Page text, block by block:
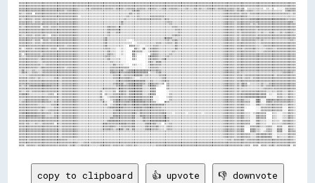
▓▓▓▓▓▓▓▓▓▓▓▓▓▓▓▓▓▓▓▓▓▓▓▓▓▓▓▓▓▓▓▓▓▓▓▓▓▓▓▓▓▓▓▓▓▓▓▓▓▓▓▓▓▓▓▓▓▓▓▓▓▓▓▓▓▓▓▓▓▓▓▓▓▓▓▓▓▓▓▓▓▓▓▓▓▓▓▓▓▓▓▓▓▓▓▓▓▓▓▓▓▓▓▓▓▓▓▓▓▓▓▓▓▓▓▓▓▓▓▓▓▓▓▓▓▓▓▓▓▓▓▓▓▓▓▓▓▓▓▓▓▓▓▓▓▓▓▓▓▓▓▓▓▓▓▓▓▓▓▓▓▓▓▓▓▓▓▓▓▓▓▓▓▓▓▓▓▓▓▓▓▓▓▓▓▓▓▓▓▓▓▓▓▓▓▓▓▓▓▓▓▓▓▓▓▓
▓▓▓▓▓▓▓▓▓▓▓▓▓▓▓▓▓▓▓▓▓▓▓▓▓▓▓▓▓▓▓▓▓▓▓▓▓▓▓▓▓▓▓▓▓▓▓▓▓▓▓▓▓▓▓▓▓▓▓▓▓▓▓▓▓▓▓▓▓▓▓▓▓▓▓▓▓▓▓▓▓▓▓▓▓▓▓▓▓▓▓▓▓▓▓▓▓▓▓▓▓▓▓▓▓▓▓▓▓▓▓▓▓▓▓▓▓▓▓▓▓▓▓▓▓▓▓▓▓▓▓▓▓▓▓▓▓▓▓▓▓▓▓▓▓▓▓▓▓▓▓▓▓▓▓▓▓▓▓▓▓▓▓▓▓▓▓▓▓▓▓▓▓▓▓▓▓▓▓▓▓▓▓▓▓▓▓▓▓▓▓▓▓▓▓▓▓▓▓▓▓▓▓▓▓▓
▓▓▓▓▓▓▓▓▓▓▓▓▓▓▓▓▓▓▓▓▓▓▓▓▓▓▓▓▓▓▓▓▓▓▓▓▓▓▓▓▓▓▓▓▒▒▒▒▒▒▓▓▒▒▓▓▓▓▓▓▓▓▒▒▓▓▓▓▓▓▒▒▓▓▓▓▓▓▒▒▓▓▓▓▓▓▒▒▓▓▓▓▓▓▒▒▓▓▓▓▓▓▒▒▒▒▓▓▓▓▒▒▓▓▓▓▓▓▒▒▒▒▒▒▓▓▒▒▒▒▓▓▒▒▓▓▒▒▒▒▓▓▓▓▓▓▒▒▓▓▓▓▓▓▒▒▓▓▓▓▒▒▓▓▒▒▓▓  ▒▒▒▒▒▒▒▒▒▒▒▒  ▒▒░░▒▒  ░░░░░░▓▓▒▒▓▓▓▓
▓▓▓▓▓▓▓▓▓▓▓▓▓▓▓▓▓▓▓▓▓▓▓▓▓▓▓▓▓▓▓▓▓▓▒▒▓▓▓▓▓▓▓▓▒▒▒▒▒▒▒▒▒▒▒▒▒▒▒▒▒▒▒▒▒▒▒▒▒▒▒▒▒▒▒▒▒▒▒▒▒▒▒▒▓▓▓▓██▒▒▒▒▒▒▒▒▒▒▒▒▒▒▒▒▒▒▒▒▒▒▒▒▒▒▒▒▒▒▒▒▒▒▒▒▒▒▒▒▒▒▒▒▒▒▒▒▒▒▒▒▒▒▒▒▒▒▒▒▒▒▓▓▓▓▓▓▓▓▒▒▓▓▓▓▓▓▒▒▓▓▓▓▒▒▒▒▒▒▒▒▒▒▒▒▒▒▒▒▒▒▒▒▒▒░░▓▓▓▓▓▓▓▓
▓▓▒▒▒▒▓▓▓▓  ▓▓▓▓▓▓▓▓▓▓▓▓▓▓▓▓▒▒▓▓▓▓▓▓▓▓▓▓▓▓▓▓▒▒▒▒▒▒▒▒▒▒▒▒▒▒▒▒▒▒▒▒▒▒▒▒▒▒▒▒▒▒▒▒▒▒▒▒▒▒██▒▒▒▒▓▓▒▒▒▒▒▒▒▒▒▒▒▒▒▒▒▒▒▒▒▒▒▒▒▒▒▒▒▒▒▒▒▒▒▒▒▒▒▒▒▒▒▒▒▒▒▒▒▒▒▒▒▒▒▒▒▒▒▒▒▒▒▒▓▓▓▓▓▓▓▓▓▓▓▓▒▒▓▓▓▓▒▒▓▓▓▓▓▓▓▓▓▓▓▓▓▓▓▓▓▓▓▓▓▓▓▓▓▓▓▓▒▒▒▒▓▓
▓▓▓▓▓▓▓▓▓▓▓▓▓▓▓▓▓▓▓▓▓▓▓▓▓▓▓▓▓▓▓▓▓▓▓▓▓▓▓▓▓▓▓▓░░▒▒▒▒▒▒▒▒▒▒▒▒▒▒▒▒▒▒▒▒▒▒▒▒▒▒▒▒▒▒▒▒▒▒▓▓▒▒▒▒▒▒▓▓▒▒▒▒▒▒▒▒▓▓▓▓▓▓▓▓▓▓▒▒▒▒▒▒▒▒▒▒▒▒▒▒▒▒▒▒▒▒▒▒▒▒▒▒▒▒▒▒▒▒▒▒▒▒▒▒▒▒▒▒▒▒▓▓▓▓▓▓▓▓▓▓▓▓▓▓▓▓▓▓▒▒▒▒▒▒▒▒▒▒▒▒▒▒▒▒▒▒▒▒▒▒▒▒▒▒▒▒▒▒▒▒▒▒▒▒
▓▓▒▒▓▓▓▓▓▓▒▒▓▓▓▓▒▒▓▓▓▓▓▓▓▓▓▓▒▒▓▓▓▓▓▓▓▓▓▓▓▓▓▓▒▒▒▒▒▒▒▒▒▒▒▒▒▒▒▒▒▒▒▒▒▒▒▒▒▒▒▒▒▒▒▒▒▒▓▓▒▒▒▒▒▒▒▒▓▓▓▓▓▓▓▓▓▓▓▓▓▓▓▓▓▓▒▒▓▓▓▓▒▒▒▒▒▒▒▒▒▒▒▒▒▒▒▒▒▒▒▒▒▒▒▒▒▒▒▒▒▒▒▒▒▒▒▒▒▒▒▒▓▓▓▓▓▓▓▓▓▓▓▓▓▓▓▓▓▓▓▓██████████████████████████▓▓▒▒▓▓▓▓
▓▓▓▓▓▓▓▓▓▓▒▒▓▓▓▓▒▒▓▓▓▓▓▓▓▓▓▓▒▒▓▓▓▓▓▓▓▓▓▓▓▓▓▓▒▒▒▒▒▒▒▒▒▒▒▒▒▒▒▒▒▒▒▒▒▒▒▒▒▒▒▒▒▒▒▒██▒▒▒▒▒▒▒▒▒▒▒▒▒▒▒▒▒▒▒▒▒▒▒▒▒▒▒▒▒▒▒▒▓▓▓▓▒▒▒▒▒▒▒▒▒▒▒▒▒▒▒▒▒▒▒▒▒▒▒▒▒▒▒▒▒▒▒▒▒▒▒▒▒▒▓▓▓▓▓▓▓▓▒▒▓▓▓▓▓▓▓▓▓▓▓▓▓▓▓▓▓▓▓▓▓▓▓▓▓▓▓▓▓▓▓▓▓▓▓▓▓▓▓▓██▒▒
▓▓▓▓▓▓▓▓▓▓▓▓▓▓▓▓▓▓▓▓▓▓▓▓▓▓▓▓▓▓▓▓▓▓▓▓▓▓▓▓▓▓▓▓▒▒▒▒▒▒▒▒▒▒▒▒▒▒▒▒▒▒▒▒▒▒▒▒▒▒▒▒▒▒▒▒▓▓▒▒▒▒▒▒▒▒▒▒▒▒▒▒▒▒▒▒▒▒▒▒▒▒▒▒▒▒▒▒▒▒▒▒▓▓▒▒▒▒▒▒▒▒▒▒▒▒▒▒▒▒▒▒▒▒▒▒▒▒▒▒▒▒▒▒▒▒▒▒▒▒▒▒▓▓▓▓▓▓▓▓▒▒▓▓▓▓▓▓▓▓▓▓▒▒▓▓▒▒▓▓▓▓▓▓▓▓▓▓▓▓▓▓▓▓▓▓▓▓▓▓▓▓▓▓▓▓
▓▓▒▒▓▓▓▓▓▓▓▓▓▓▓▓░░▓▓▓▓▒▒▓▓▓▓▒▒▓▓▓▓▓▓▓▓▓▓▓▓▓▓▒▒▒▒▒▒▒▒▒▒▒▒▒▒▒▒▒▒▒▒▒▒██▓▓▓▓▒▒██▒▒▒▒▒▒▒▒▒▒▒▒▒▒▒▒▒▒▒▒▒▒▒▒▒▒▒▒▒▒▒▒▒▒▒▒▒▒▓▓▓▓▒▒▒▒▒▒▒▒▒▒▒▒▒▒▒▒▒▒▒▒▒▒▒▒▒▒▒▒▒▒▒▒▒▒▓▓▓▓▓▓▓▓▒▒▓▓▓▓▓▓▓▓▓▓▓▓▓▓▓▓▓▓▓▓▓▓▓▓▓▓▓▓▓▓▓▓▓▓▓▓▓▓▓▓▓▓▓▓
▓▓▓▓▓▓▓▓▓▓▓▓▓▓▓▓▓▓▓▓▓▓▓▓▓▓▓▓▓▓▓▓▓▓▓▓▓▓▓▓▓▓▓▓▒▒▒▒▒▒▒▒▒▒▒▒▒▒▒▒▒▒▒▒▒▒██▓▓▓▓▓▓██▒▒▒▒▒▒▒▒▒▒▒▒▒▒▒▒▒▒▒▒▒▒▒▒▒▒▒▒▒▒▒▒▒▒▒▒▒▒▒▒▓▓▓▓▒▒▒▒▒▒▒▒▒▒▒▒▒▒▒▒▒▒▒▒▒▒▒▒▒▒▒▒▒▒▒▒▓▓▓▓▓▓▓▓▒▒▓▓▓▓▓▓▓▓▓▓▓▓▓▓▒▒▓▓▓▓▓▓▓▓▓▓▓▓▓▓▓▓▓▓▓▓▓▓▓▓▓▓▓▓
▓▓▓▓▓▓▓▓▓▓▓▓▓▓▓▓▓▓▓▓▓▓▓▓▓▓▓▓▓▓▓▓▓▓▓▓▓▓▓▓▓▓▓▓▒▒▒▒▒▒▒▒▒▒▒▒▒▒▒▒▒▒▒▒▒▒██▒▒▒▒▓▓▓▓▒▒▒▒▒▒▒▒▒▒▒▒▒▒▒▒▒▒▒▒▒▒▒▒▒▒▒▒▒▒▒▒▒▒▒▒▒▒▒▒▒▒▓▓▒▒▒▒▒▒▒▒▒▒▒▒▒▒▒▒▒▒▒▒▒▒▒▒▒▒▒▒▒▒▒▒▓▓▓▓▓▓▓▓▒▒▓▓▒▒▓▓▓▓▓▓▓▓▓▓▒▒▒▒▓▓▒▒▒▒▓▓▓▓▒▒▒▒▓▓▒▒▓▓▓▓▓▓▒▒
▓▓▒▒▒▒▓▓▓▓▒▒▓▓▓▓▒▒▓▓▒▒░░▓▓▓▓▒▒▓▓▓▓▓▓▓▓▓▓▓▓▓▓▒▒▒▒▒▒▒▒▒▒▒▒▒▒▒▒▒▒▒▒▒▒▓▓▒▒▒▒▒▒▒▒▒▒▒▒▒▒▒▒▒▒▒▒▒▒▒▒▒▒▒▒▒▒▒▒▒▒▒▒▒▒▒▒▒▒▒▒▒▒▓▓██▓▓▒▒▒▒▒▒▒▒▒▒▒▒▒▒▒▒▒▒▒▒▒▒▒▒▒▒▒▒▒▒▒▒▓▓▓▓▓▓▓▓▒▒▓▓▒▒▓▓▓▓▓▓▓▓▓▓▒▒▓▓▓▓▓▓▓▓▓▓▓▓▓▓▓▓▓▓▓▓▓▓▓▓▓▓▓▓
▓▓▓▓▓▓▓▓▓▓▓▓▓▓▓▓▓▓▓▓▓▓▓▓▓▓▓▓▓▓▓▓▓▓▓▓▓▓▓▓▓▓▓▓▒▒▒▒▒▒▒▒▒▒▒▒▒▒▒▒▒▒▒▒██▒▒▒▒▒▒▒▒▒▒▒▒▒▒▒▒▒▒▒▒▒▒▒▒▒▒▒▒▒▒▒▒▒▒▒▒▒▒▒▒▒▒██████▒▒▒▒▒▒▒▒▒▒▒▒▒▒▒▒▒▒▒▒▒▒▒▒▒▒▒▒▒▒▒▒▒▒▒▒▒▒▓▓▓▓▓▓▓▓▒▒▓▓▒▒▓▓▓▓▓▓▓▓▓▓▓▓▓▓▓▓▓▓▓▓▓▓▓▓▓▓▓▓▓▓▓▓▓▓▓▓▓▓▓▓
▓▓▓▓▓▓▓▓▓▓▒▒▓▓▓▓░░▓▓▓▓▒▒▓▓▓▓▓▓▓▓▓▓▓▓▓▓▓▓▓▓▓▓▒▒▒▒▒▒▒▒▒▒▒▒▒▒▒▒▒▒▒▒██▒▒▒▒▒▒▒▒▒▒▒▒▒▒░░  ░░▒▒▒▒▒▒▒▒▒▒▒▒▒▒▒▒▒▒▒▒▒▒▒▒▓▓▒▒▓▓██▒▒▒▒▒▒▒▒▒▒▒▒▒▒▒▒▒▒▒▒▒▒▒▒▒▒▒▒▒▒▒▒▒▒▓▓▓▓▓▓▓▓▒▒▓▓▒▒▓▓▓▓▓▓▓▓▓▓▒▒▒▒▓▓▒▒▒▒▒▒▒▒▒▒▒▒▒▒▒▒▒▒▒▒▓▓▒▒
▓▓▓▓▓▓▓▓▓▓▒▒▓▓▓▓▒▒▓▓▓▓▓▓▓▓▓▓▓▓▓▓▓▓▓▓▓▓▓▓▓▓▓▓▒▒▒▒▒▒▒▒▒▒▒▒▒▒▒▒▒▒▒▒██▒▒▒▒▒▒▒▒▒▒▒▒▒▒▒▒▒▒  ░░▒▒▒▒▒▒▒▒▒▒▒▒▒▒▓▓▓▓▒▒▒▒▓▓▓▓▒▒██▒▒▒▒▒▒▒▒▒▒▒▒▒▒▒▒▒▒▒▒▒▒▒▒▒▒▒▒▒▒▒▒▒▒▓▓▓▓▓▓▓▓▒▒▓▓▓▓▓▓▓▓▓▓▓▓▓▓▒▒▒▒▓▓▓▓▓▓▓▓▓▓▓▓▓▓▓▓▓▓▓▓▓▓▓▓▓▓
▓▓▓▓▓▓▓▓▓▓▓▓▓▓▓▓▓▓▓▓▓▓▓▓▓▓▓▓▓▓▓▓▓▓▒▒▓▓▓▓▓▓▓▓▒▒▒▒▒▒▒▒▒▒▒▒▒▒▒▒▒▒▒▒██▒▒▒▒▒▒▒▒▒▒▒▒░░  ██▓▓▒▒▒▒░░░░▒▒▒▒▒▒▓▓▓▓▒▒▒▒▒▒▒▒▒▒▒▒██▒▒▒▒▒▒▒▒▒▒▒▒▒▒▒▒▒▒▒▒▒▒▒▒▒▒▒▒▒▒▒▒▒▒▓▓▓▓▓▓▓▓▒▒▓▓▓▓▓▓▓▓▓▓▓▓▓▓▒▒▒▒▒▒▓▓▓▓▓▓▓▓▓▓▓▓▓▓▓▓▓▓▓▓▓▓▓▓
▓▓░░▒▒▓▓▓▓▒▒▓▓▓▓▓▓▓▓▓▓▒▒▓▓▓▓░░▓▓▓▓▓▓▓▓▓▓▓▓▓▓▒▒▒▒▒▒▒▒▒▒▒▒▒▒▒▒▒▒▒▒▓▓▓▓▒▒▒▒░░░░▒▒░░      ██▒▒░░██░░▒▒▓▓██▓▓▒▒▒▒▒▒▒▒▒▒▒▒██▒▒▒▒▒▒▒▒▒▒▒▒▒▒▒▒▒▒▒▒▒▒▒▒▒▒▒▒▒▒▒▒▒▒▓▓▓▓▓▓▓▓▒▒▓▓▓▓▒▒▓▓▓▓▓▓██▒▒▒▒▒▒▒▒▓▓▓▓▒▒▒▒▓▓▓▓▓▓▓▓▓▓▓▓▓▓
▓▓▓▓▓▓▓▓▓▓▓▓▓▓▓▓▓▓▓▓▓▓▓▓▓▓▓▓▓▓▓▓▓▓▓▓▓▓▓▓▓▓▓▓▒▒▒▒▒▒▒▒▒▒▒▒▒▒▒▒▒▒▒▒▒▒██▒▒▒▒░░░░▒▒░░    ██▓▓▓▓▓▓░░░░▒▒▓▓██▓▓▒▒▒▒▒▒▒▒▒▒▓▓▒▒▒▒▒▒▒▒▒▒▒▒▒▒▒▒▒▒▒▒▒▒▒▒▒▒▒▒▒▒▒▒▒▒▒▒▓▓▓▓▓▓▓▓▒▒▓▓▓▓▓▓▓▓▓▓▓▓▓▓▒▒▒▒▒▒▓▓▓▓▓▓▓▓▓▓▓▓▓▓▓▓▓▓▓▓▓▓▓▓
▓▓░░▓▓▓▓▓▓▓▓▓▓▓▓▒▒▓▓▓▓▓▓▓▓▓▓▓▓▓▓▓▓▓▓▓▓▓▓▓▓▓▓▒▒▒▒▒▒▒▒▒▒▒▒▒▒▒▒▒▒▒▒▒▒██▓▓▒▒░░░░▒▒░░    ██▒▒░░░░  ░░  ▓▓██▓▓▒▒▒▒▒▒▒▒▓▓▒▒▒▒▒▒▒▒▒▒▒▒▒▒▒▒▒▒▒▒▒▒▒▒▒▒▒▒▒▒▒▒▒▒▒▒▒▒▓▓▓▓▓▓▓▓▒▒▓▓▓▓▓▓▓▓▓▓▓▓▓▓▓▓▓▓▓▓▓▓▓▓▓▓▓▓▓▓▓▓▓▓▓▓▓▓▓▓▓▓▓▓
▓▓▒▒▒▒▓▓▓▓▓▓▓▓▓▓▓▓▓▓▓▓▓▓▓▓▓▓▓▓▓▓▓▓▓▓▓▓▓▓▓▓▓▓▒▒▒▒▒▒▒▒▒▒▒▒▒▒▒▒▒▒▒▒▓▓▓▓▒▒▒▒░░░░░░░░    ▓▓▒▒      ░░▓▓████▓▓▒▒▒▒▒▒▓▓▒▒▒▒▒▒▒▒▒▒▒▒▒▒▒▒▒▒▒▒▒▒▒▒▒▒▒▒▒▒▒▒▒▒▒▒▒▒▒▒▓▓▓▓▓▓▓▓▒▒▓▓▓▓▓▓▓▓▓▓▓▓▓▓▓▓▓▓▓▓▓▓▓▓▓▓▓▓▓▓▓▓▓▓▓▓▓▓▓▓▓▓▓▓
▓▓▓▓▓▓▓▓▓▓▓▓▓▓▒▒▓▓▓▓▓▓▓▓▓▓▓▓▓▓▓▓▓▓▓▓▓▓▓▓▓▓▓▓▒▒▒▒▒▒▒▒▒▒▒▒▒▒▒▒▒▒▒▒▒▒██▒▒▒▒▒▒▒▒░░░░    ▓▓▒▒      ░░▓▓▓▓██▓▓▒▒▓▓██▒▒▒▒▒▒▒▒▒▒▒▒▒▒▒▒▒▒▒▒▒▒▒▒▒▒▒▒▒▒▒▒▒▒▒▒▒▒▒▒▒▒▓▓▓▓▓▓▓▓▒▒▓▓▓▓▓▓▓▓▓▓▓▓▓▓▓▓▓▓▓▓▓▓▓▓▓▓▓▓▓▓▓▓▓▓▓▓▓▓▓▓▓▓▓▓
▓▓▓▓▓▓▓▓▓▓▓▓▓▓▒▒▒▒▓▓▓▓▓▓▓▓▓▓▓▓▓▓▓▓▓▓▓▓▓▓▓▓▓▓▒▒▒▒▒▒▒▒▒▒▒▒▒▒▒▒▒▒▒▒▒▒▒▒▓▓▒▒▒▒▒▒░░░░              ░░▓▓▓▓▒▒████▒▒▒▒▒▒▒▒▒▒▒▒▒▒▒▒▒▒▒▒▒▒▒▒▒▒▒▒▒▒▒▒▒▒▒▒▒▒▒▒▒▒▒▒▒▒▓▓▓▓▓▓▓▓▒▒▓▓▓▓▓▓▓▓▓▓▓▓▓▓▓▓▓▓▓▓▓▓▓▓▓▓▓▓▓▓▓▓▓▓▓▓▓▓▓▓▓▓▓▓
▓▓▓▓▓▓▓▓▓▓▓▓▓▓▓▓▒▒▒▒▓▓▓▓▓▓▓▓▓▓▓▓▓▓▓▓▓▓▓▓▓▓▓▓▒▒▒▒▒▒▒▒▒▒▒▒▒▒▒▒▒▒▒▒▒▒▒▒▒▒██▒▒▒▒▒▒░░░░  ▒▒▒▒░░░░  ░░▒▒██▓▓▓▓▓▓▒▒▒▒▒▒▒▒▒▒▒▒▒▒▒▒▒▒▒▒▒▒▒▒▒▒▒▒▒▒▒▒▒▒▒▒▒▒▒▒▒▒▒▒▒▒▓▓▓▓▓▓▓▓▒▒▓▓▓▓▓▓▓▓▓▓▓▓▓▓▓▓▓▓▓▓▓▓▓▓▓▓▓▓▓▓▓▓▓▓▓▓▓▓▓▓▓▓▓▓
▓▓▓▓▓▓▓▓▓▓▓▓▓▓▒▒▓▓▓▓▓▓▓▓▓▓▓▓▓▓▓▓▓▓▒▒▓▓▓▓▓▓▓▓▒▒▒▒▒▒▒▒▒▒▒▒▒▒▒▒▒▒▒▒▒▒▒▒▓▓▓▓▓▓▓▓▓▓▓▓▓▓░░░░░░░░░░  ░░▒▒▓▓▓▓▓▓▒▒▒▒▒▒▒▒▒▒▒▒▒▒▒▒▒▒▒▒▒▒▒▒▒▒▒▒▒▒▒▒▒▒▒▒▒▒▒▒▒▒▒▒▒▒▒▒▓▓▓▓▓▓▓▓▒▒▓▓▓▓▓▓▓▓▓▓▓▓▓▓▓▓▓▓▓▓▓▓▓▓▓▓▓▓▓▓▓▓▓▓▓▓▓▓▓▓▓▓▓▓
▒▒██▒▒▒▒▒▒▓▓▒▒▒▒▒▒▓▓▓▓▓▓▓▓▓▓▓▓▓▓▓▓▓▓▓▓▓▓▓▓▓▓▒▒▒▒▒▒▒▒▒▒▒▒▒▒▒▒▒▒▒▒▒▒▒▒██▓▓▓▓▓▓██▒▒▓▓██████████████▓▓▓▓▓▓██▓▓▒▒▒▒▒▒▒▒▒▒▒▒▒▒▒▒▒▒▒▒▒▒▒▒▒▒▒▒▒▒▒▒▒▒▒▒▒▒▒▒▒▒▒▒▒▒▓▓▓▓▓▓▓▓▒▒▓▓▓▓▓▓▓▓▓▓▓▓▓▓▓▓▓▓▓▓▓▓▓▓▓▓▓▓▓▓▓▓▓▓▓▓▓▓▓▓▓▓▓▓
▒▒██▓▓▒▒▒▒▓▓▓▓▒▒▒▒▓▓▓▓▓▓▓▓▓▓▓▓▓▓▓▓▓▓▓▓▓▓▓▓▓▓▒▒▒▒▒▒▒▒▒▒▒▒▒▒▒▒▒▒▒▒▒▒▒▒████▓▓██▓▓▓▓████████████████░░▒▒▒▒▓▓██▒▒▒▒▒▒▒▒▒▒▒▒▒▒▒▒▒▒▒▒▒▒▒▒▒▒▒▒▒▒▒▒▒▒▒▒▒▒▒▒▒▒▒▒▒▒▓▓▓▓▓▓▓▓▒▒▓▓▒▒▒▒▒▒▒▒▒▒▒▒▒▒▒▒▒▒▒▒▒▒▒▒▒▒▒▒▒▒▒▒▓▓▓▓▓▓▓▓▒▒
▒▒▒▒▒▒▒▒▓▓▓▓▓▓▓▓▓▓▓▓▓▓▓▓▓▓▓▓▓▓▓▓▓▓▓▓▓▓▓▓▓▓▓▓▒▒▒▒▒▒▒▒▒▒▒▒▒▒▒▒▒▒▒▒▒▒▒▒▒▒▓▓▓▓██▒▒▓▓▓▓▓▓▓▓██████▒▒▓▓▒▒▒▒▒▒▒▒▓▓▓▓▓▓▒▒▒▒▒▒▒▒▒▒▒▒▒▒▒▒▒▒▒▒▒▒▒▒▒▒▒▒▒▒▒▒▒▒▒▒▒▒▒▒▒▒▓▓▓▓▓▓▓▓▒▒▓▓▓▓▒▒▓▓▓▓▓▓▓▓▓▓▓▓▓▓▓▓▓▓▓▓▓▓▒▒▓▓▓▓▓▓▓▓▓▓▓▓▓▓
▓▓▓▓▓▓▒▒▓▓▓▓▒▒▓▓▒▒▒▒▒▒▒▒▒▒▓▓▓▓▒▒▓▓▓▓▓▓▓▓▓▓▓▓▒▒▒▒▒▒▒▒▒▒▒▒▒▒▒▒▒▒▒▒▒▒▒▒▒▒▓▓▓▓██▓▓▓▓██▓▓▒▒░░░░▒▒▒▒▒▒▒▒▒▒▒▒▒▒▒▒▓▓▓▓▒▒▒▒▒▒▒▒▒▒▒▒▒▒▒▒▒▒▒▒▒▒▒▒▒▒▒▒▒▒▒▒▒▒▒▒▒▒▒▒▒▒▓▓▓▓▓▓▓▓▒▒▓▓▓▓▒▒▓▓▓▓▒▒▓▓▓▓▓▓▓▓▓▓▓▓▓▓▓▓▓▓▓▓▓▓▓▓▓▓▓▓▓▓▓▓
▓▓▓▓▓▓▒▒▓▓▓▓▓▓▓▓▓▓▓▓▓▓▓▓▓▓▓▓▓▓▒▒▓▓▓▓▓▓▓▓▓▓▓▓▒▒▒▒▒▒▒▒▒▒▒▒▒▒▒▒▒▒▒▒▒▒▒▒▒▒▒▒▓▓██▓▓▓▓██████████████▒▒▒▒▓▓▒▒▒▒▒▒▓▓▓▓▓▓▒▒▒▒▒▒▒▒▒▒▒▒▒▒▒▒▒▒▒▒▒▒▒▒▒▒▒▒▒▒▒▒▒▒▒▒▒▒▒▒▓▓▓▓▓▓▓▓▒▒▓▓▓▓▓▓▓▓▓▓▓▓▓▓▓▓▓▓▓▓▓▓▓▓▓▓▓▓▓▓▓▓▓▓▓▓▓▓▓▓▓▓▓▓
▓▓▓▓▓▓▓▓▓▓▓▓▓▓▓▓▓▓▓▓▓▓▓▓▓▓▓▓▓▓▒▒▓▓▓▓▓▓▓▓▓▓▓▓▒▒▒▒▒▒▒▒▒▒▒▒▒▒▒▒▒▒▒▒▒▒▒▒▒▒▓▓██▓▓██▒▒▓▓██████████▓▓▒▒▓▓██▓▓▓▓▒▒▓▓  ▓▓▒▒▒▒▒▒▒▒▒▒▒▒▒▒▒▒▒▒▒▒▒▒▒▒▒▒▒▒▒▒▒▒▒▒▒▒▒▒▒▒▓▓▓▓▓▓▓▓▒▒▓▓▒▒██▓▓░░▒▒▒▒▒▒▒▒▓▓▒▒▒▒▓▓▓▓▓▓▓▓▓▓▓▓▓▓▓▓▓▓▓▓
▓▓▒▒▓▓▒▒████████████████▓▓▓▓▓▓▒▒▓▓▓▓▓▓▓▓▓▓▓▓▒▒▒▒▒▒▒▒▒▒▒▒▒▒▒▒▒▒▒▒▒▒▒▒▒▒▒▒▓▓▓▓██▓▓▓▓██████████▒▒▒▒▓▓████▒▒░░    ▓▓▒▒▒▒▒▒▒▒▒▒▒▒▒▒▒▒▒▒▒▒▒▒▒▒▒▒▒▒▒▒▒▒▒▒▒▒▒▒▒▒▓▓▓▓▓▓▓▓▒▒▓▓▒▒██▓▓▒▒▒▒▒▒▒▒▒▒▓▓▒▒▓▓▓▓▓▓▓▓▓▓▓▓▓▓▓▓▓▓▓▓▓▓
▓▓▓▓▓▓▓▓▓▓▓▓▓▓▓▓▓▓▓▓▓▓▓▓▓▓▓▓▓▓▒▒▓▓▓▓▓▓▓▓▓▓▓▓▒▒▒▒▒▒▒▒▒▒▒▒▒▒▒▒▒▒▓▓▓▓▓▓▓▓▓▓▒▒████▓▓▓▓██████████▒▒▒▒▒▒████        ▓▓▒▒▒▒▒▒▒▒▒▒▒▒▒▒▒▒▒▒▒▒▒▒▒▒▒▒▒▒▒▒▒▒▒▒▒▒▒▒▒▒▓▓▓▓▓▓▓▓▒▒▓▓▒▒▒▒▒▒▒▒▒▒▒▒▒▒▒▒▒▒▓▓▓▓▓▓▒▒▓▓▓▓▓▓▓▓▓▓▓▓▓▓▓▓
▓▓▒▒▒▒▓▓▒▒▓▓▓▓▓▓▓▓▓▓▓▓▓▓▓▓▓▓▓▓▒▒▓▓▓▓▓▓▓▓▓▓▓▓▒▒▒▒▒▒▒▒▒▒▒▒▒▒▒▒▓▓░░▒▒▒▒▒▒▓▓░░▓▓██▓▓▒▒██████████▒▒▒▒▒▒████        ░░▒▒▒▒▒▒▒▒▒▒▒▒▒▒▒▒▒▒▒▒▒▒▒▒▒▒▒▒▒▒▒▒▒▒▒▒▒▒▒▒▓▓▓▓▓▓▓▓▒▒▓▓▒▒▓▓▓▓▓▓▓▓▓▓▓▓▓▓▓▓▓▓▒▒▒▒▒▒▒▒▓▓▓▓▒▒▒▒▓▓▓▓▒▒
▓▓████▓▓▒▒▒▒▒▒▒▒▒▒▒▒▒▒▓▓▓▓░░▓▓▒▒▓▓▓▓▓▓▓▓▓▓▓▓▒▒▒▒▒▒▒▒▒▒▒▒▒▒▒▒▓▓  ▓▓▒▒▒▒▓▓▓▓▓▓██▓▓▒▒██████████▒▒▒▒▓▓████        ░░▓▓▒▒▒▒▒▒▒▒▒▒▒▒▒▒▒▒▒▒▒▒▒▒▒▒▒▒▒▒▒▒▒▒▒▒▒▒▒▒▓▓▓▓▓▓▓▓▒▒▓▓▓▓▓▓██████████▓▓████░░▒▒░░░░▓▓▓▓▒▒▒▒▓▓▓▓▒▒
▓▓▓▓▓▓▓▓▓▓▓▓▓▓▓▓▓▓▓▓▓▓▓▓▓▓▓▓▓▓▒▒▓▓▓▓▓▓▓▓▓▓▓▓▒▒▒▒▒▒▒▒▒▒▒▒▒▒▒▒██░░░░▒▒▓▓▓▓▓▓██▓▓▓▓▓▓██████████▓▓▓▓▓▓██░░░░      ▒▒▓▓▒▒▒▒▒▒▒▒▒▒▒▒▒▒▒▒▒▒▒▒▒▒▒▒▒▒▒▒▒▒▒▒▒▒▒▒▒▒▓▓▓▓▓▓▓▓▒▒▓▓▓▓▓▓████████████████░░░░░░░░▓▓▓▓▒▒▒▒▓▓▓▓▒▒
▒▒▒▒▓▓▓▓▓▓▓▓▓▓▓▓▓▓▓▓▓▓▒▒▒▒▒▒▓▓▒▒▓▓▓▓▓▓▓▓▓▓▓▓▒▒▒▒▒▒▒▒▒▒▒▒▒▒▒▒▓▓▒▒░░░░▒▒▓▓████▓▓▓▓▓▓██████████▓▓▓▓▓▓▓▓░░░░      ░░▓▓▒▒▒▒▒▒▒▒▒▒▒▒▒▒▒▒▒▒▒▒▒▒▒▒▒▒▒▒▒▒▒▒▒▒▒▒▒▒▓▓▓▓▓▓▓▓▒▒▓▓▓▓▓▓▒▒▒▒░░░░████░░░░████▓▓▓▓██▓▓▓▓▓▓▓▓▓▓▒▒
▒▒▓▓▓▓▓▓▓▓▓▓▓▓▓▓▓▓▓▓▓▓▓▓▒▒▓▓▓▓▒▒▓▓▓▓▓▓▓▓▓▓▓▓▒▒▒▒▒▒▒▒▒▒▒▒▒▒▒▒▒▒▓▓▒▒░░░░▓▓██▓▓▓▓▓▓██▓▓██████████▓▓▓▓▓▓▓▓░░    ▓▓▓▓▒▒▒▒▒▒▒▒▒▒▒▒▒▒▒▒▒▒▒▒▒▒▒▒▒▒▒▒▒▒▒▒▒▒▒▒▒▒▒▒▓▓▓▓▓▓▓▓▒▒▓▓▓▓▓▓▓▓▓▓░░░░████░░░░████▒▒▓▓▓▓▓▓▓▓▓▓▓▓▓▓▒▒
▓▓▓▓▓▓▓▓▓▓▓▓▓▓▒▒▒▒▒▒▒▒▒▒▓▓▓▓██▒▒▓▓▓▓▓▓▓▓▓▓▓▓▒▒▒▒▒▒▒▒▒▒▒▒▒▒▒▒▒▒▒▒▓▓░░▒▒▓▓████▓▓██▓▓▓▓██████▓▓████▓▓██████████▒▒▒▒▒▒▒▒▒▒▒▒▒▒▒▒▒▒▒▒▒▒▒▒▒▒▒▒▒▒▒▒▒▒▒▒▒▒▒▒▒▒▒▒▓▓▓▓▓▓▓▓▒▒▓▓▓▓▓▓▒▒▒▒░░░░▓▓▓▓▒▒▒▒▓▓▓▓▓▓▓▓▓▓▓▓▒▒▒▒▓▓▓▓▒▒
▓▓▓▓▓▓▓▓▓▓▓▓▓▓▓▓▓▓▓▓▒▒▒▒▒▒▓▓▓▓▒▒▓▓▓▓▓▓▓▓▓▓▓▓▒▒▒▒▒▒▒▒▒▒▒▒▒▒▒▒▒▒▒▒▒▒▓▓██████████▓▓▓▓▓▓▓▓██████▓▓██████▓▓▓▓▓▓▒▒▒▒▒▒▒▒▒▒▒▒▒▒▒▒▒▒▒▒▒▒▒▒▒▒▒▒▒▒▒▒▒▒▒▒▒▒▒▒▒▒▒▒▒▒▓▓▓▓▓▓▓▓▒▒▓▓▓▓▓▓░░      ░░░░▓▓▓▓▓▓▓▓▓▓▓▓▓▓▓▓░░░░▓▓▓▓▒▒
▓▓▓▓▓▓▓▓▓▓▓▓▓▓▒▒▓▓▒▒▒▒▓▓▓▓▓▓▓▓▒▒▓▓▓▓▓▓▓▓▓▓▓▓▒▒▒▒▒▒▒▒▒▒▒▒▒▒▒▒▒▒▒▒▒▒▒▒▒▒▓▓████▓▓▓▓▓▓▓▓▓▓▓▓▓▓██▓▓▓▓▓▓▓▓▓▓▓▓▓▓▓▓▒▒▒▒▒▒▒▒▒▒▒▒▒▒▒▒▒▒▒▒▒▒▒▒▒▒▒▒▒▒▒▒▒▒▒▒▒▒▒▒▒▒▒▒▓▓▓▓▓▓▓▓▒▒▓▓▓▓▓▓        ░░░░▓▓▓▓▓▓▓▓▓▓▓▓▓▓▓▓░░░░▓▓▓▓▒▒
▓▓████████████▓▓▓▓▓▓▓▓▓▓▒▒▓▓▓▓▒▒▓▓▓▓▓▓▓▓▓▓▓▓▒▒▒▒▒▒▒▒▒▒▒▒▒▒▒▒▒▒▒▒▒▒▒▒▒▒██▓▓▓▓▓▓▓▓▓▓▓▓██▓▓▒▒██▓▓▓▓▓▓▓▓▓▓▓▓▓▓██▓▓▒▒▒▒░░▒▒▒▒▒▒▒▒░░▒▒▒▒▒▒▒▒▒▒░░▒▒▒▒▒▒▒▒▒▒▒▒▒▒▓▓▓▓▓▓▓▓▒▒▓▓▓▓▓▓▒▒▒▒░░▒▒▓▓▓▓▓▓▓▓    ▒▒▒▒░░░░▒▒▒▒▓▓▓▓▒▒
▓▓▓▓▓▓████████▓▓▓▓▓▓▒▒▒▒▒▒▓▓▓▓▒▒▓▓▓▓▓▓▓▓▓▓▓▓▒▒▒▒▒▒▒▒▒▒▒▒▒▒▒▒▒▒▒▒▒▒▒▒▒▒████▓▓▓▓▓▓▓▓▓▓██▒▒▒▒████▓▓▓▓▓▓▓▓▓▓▓▓▓▓██▒▒▒▒▒▒▒▒▒▒▒▒▒▒▒▒▒▒▒▒▒▒▒▒▒▒▒▒▒▒▒▒▒▒▒▒▒▒▒▒▒▒▓▓▓▓▓▓▓▓▒▒▓▓▓▓▓▓▒▒▒▒░░░░▓▓▓▓▓▓▓▓    ▒▒▒▒░░░░▒▒▒▒▓▓▓▓▒▒
▓▓▓▓▓▓▓▓▓▓▓▓▓▓▓▓▓▓▓▓▓▓▓▓▓▓▓▓▓▓▒▒▓▓▓▓▓▓▓▓▓▓▓▓▒▒▒▒▒▒▒▒▒▒▒▒▒▒▒▒▒▒▒▒▒▒▒▒██▓▓▓▓▓▓▓▓▓▓▓▓▓▓██▒▒▒▒▒▒██▓▓▓▓▓▓▓▓▓▓▓▓▓▓██▓▓▒▒▒▒▒▒▒▒▒▒▒▒▒▒▒▒▒▒▒▒▒▒▒▒▒▒▒▒▒▒▒▒▒▒▒▒▒▒▒▒▓▓▓▓▓▓▓▓▒▒▓▓▓▓▓▓▒▒▒▒░░░░▓▓▓▓▓▓▓▓    ▒▒▒▒░░░░▒▒▒▒▓▓▓▓▒▒
▓▓▓▓▓▓▓▓▓▓▓▓▓▓▓▓▓▓▓▓▓▓▓▓▓▓▓▓▓▓▒▒▓▓▓▓▓▓▓▓▓▓▓▓▒▒▒▒▒▒▒▒▒▒▒▒▒▒▒▒▒▒▒▒▒▒████████▓▓▓▓▓▓▓▓▓▓██▒▒▒▒▒▒██▓▓▓▓████████████▓▓▒▒▒▒▒▒▒▒▒▒▒▒▒▒▒▒▒▒▒▒▒▒▒▒▒▒▒▒▒▒▒▒▒▒▒▒▒▒▒▒▓▓▓▓▓▓▓▓▒▒▓▓▓▓▓▓▓▓▓▓░░░░▓▓▓▓▒▒▒▒░░░░▒▒▒▒▒▒░░▓▓▓▓▓▓▓▓▒▒
▓▓▓▓▒▒▓▓▒▒▒▒▓▓▒▒▒▒▓▓▓▓▓▓▓▓░░▓▓▒▒▓▓▓▓▓▓▓▓▓▓▓▓▒▒▒▒▒▒▒▒▒▒▒▒▒▒▒▒▒▒▓▓██▓▓▓▓▓▓▓▓▓▓████▓▓▓▓██▒▒▒▒▒▒▒▒████▓▓██▒▒▒▒  ▒▒▒▒▓▓▒▒▒▒▒▒▒▒▒▒▒▒▒▒▒▒▒▒▒▒▒▒▒▒▒▒▒▒▒▒▒▒▒▒▒▒▒▒▓▓▓▓▓▓▓▓▒▒▓▓▓▓▓▓▓▓▓▓░░░░▓▓▓▓▒▒▒▒░░░░▒▒▒▒▒▒▒▒▓▓▓▓▓▓▓▓▒▒
▓▓▓▓▓▓▓▓▓▓▓▓▓▓▓▓▓▓▓▓▓▓▓▓▓▓▓▓▓▓▒▒▓▓▓▓▓▓▓▓▓▓▓▓▒▒▒▒▒▒▒▒▒▒▒▒▒▒▒▒▒▒▓▓▓▓▓▓██▓▓▒▒▒▒▓▓▓▓▓▓▓▓██▒▒▒▒▒▒▒▒██▓▓▓▓▓▓██▒▒▒▒░░▓▓▓▓▒▒▒▒▒▒▒▒▒▒▒▒▒▒▒▒▒▒▒▒▒▒▒▒▒▒▒▒▒▒▒▒▒▒▒▒▒▒▓▓▓▓▓▓▓▓▒▒▓▓▓▓▓▓░░░░▓▓▓▓▓▓▓▓▒▒▒▒▓▓▓▓░░░░▓▓▓▓░░░░▓▓▓▓▒▒
▓▓▓▓▓▓▓▓▓▓▓▓▓▓▓▓▓▓▓▓▓▓▓▓▓▓▓▓▓▓▒▒▓▓▓▓▓▓▓▓▓▓▓▓▒▒▒▒▒▒▒▒▒▒▒▒▒▒▒▒▒▒▓▓▓▓██▓▓▒▒▓▓████▒▒██▒▒██▒▒▒▒▒▒▒▒████▓▓▓▓▓▓▒▒▒▒░░▓▓▓▓▒▒▒▒▒▒▒▒▒▒▒▒▒▒▒▒▒▒▒▒▒▒▒▒▒▒▒▒▒▒▒▒▒▒▒▒▒▒▓▓▓▓▓▓▓▓▒▒▓▓▓▓▓▓    ████▒▒▒▒░░░░▓▓▓▓░░░░████░░░░▓▓▓▓▒▒
▓▓▓▓▓▓▓▓▓▓▓▓▓▓▓▓▓▓▓▓▓▓▓▓▓▓▓▓▓▓▒▒▓▓▓▓▓▓▓▓▓▓▓▓▒▒▒▒▒▒▒▒▒▒▒▒▒▒▒▒▒▒▒▒
copy to clipboard 👍 upvote 👎 downvote